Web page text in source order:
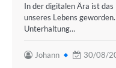
In der digitalen Ära ist
unseres Lebens
Unterhaltung…
Johann 30/08/